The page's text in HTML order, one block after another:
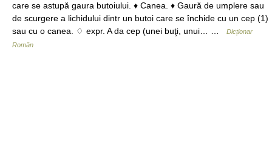
care se astupă gaura butoiului. ♦ Canea. ♦ Gaură de umplere sau
de scurgere a lichidului dintr un butoi care se închide cu un cep (1)
sau cu o canea. ♢ expr. A da cep (unei buţi, unui… …
Dicționar
Român